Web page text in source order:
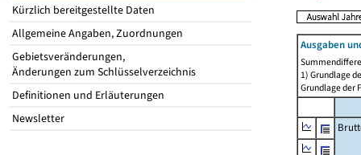
Kürzlich bereitgestellte Daten
Allgemeine Angaben, Zuordnungen
Gebietsveränderungen,
Änderungen zum Schlüsselverzeichnis
Definitionen und Erläuterungen
Newsletter
Ausgaben
1) Grundlage
Grundlage der